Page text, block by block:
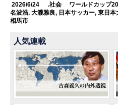
2026/6/24 .社会 ワールドカップ
名波浩,大瀧雅良, 日本サッカー,東日本
相馬市
人気連載